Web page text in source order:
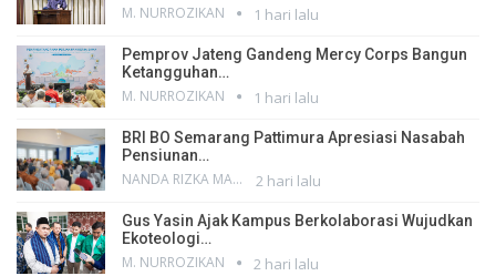
M. NURROZIKAN 1 hari lalu
Pemprov Jateng Gandeng Mercy Corps Bangun
Ketangguhan…
M. NURROZIKAN 1 hari lalu
BRI BO Semarang Pattimura Apresiasi Nasabah
Pensiunan…
NANDA RIZKA MAHENDRA 2 hari lalu
Gus Yasin Ajak Kampus Berkolaborasi Wujudkan
Ekoteologi…
M. NURROZIKAN 2 hari lalu